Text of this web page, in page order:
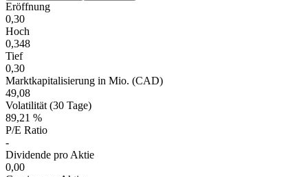
Eröffnung
0,30
Hoch
0,348
Tief
0,30
Marktkapitalisierung in Mio. (CAD)
49,08
Volatilität (30 Tage)
89,21 %
P/E Ratio
-
Dividende pro Aktie
0,00